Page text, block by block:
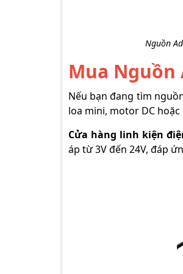
Nguồn
Mua Nguồn
Nếu bạn đang tìm
loa mini, motor DC
Cửa hàng linh kiện
áp từ 3V đến 24V, đáp